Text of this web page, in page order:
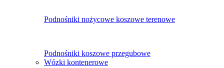
Podnośniki nożycowe koszowe terenowe
Podnośniki koszowe przegubowe
Wózki kontenerowe